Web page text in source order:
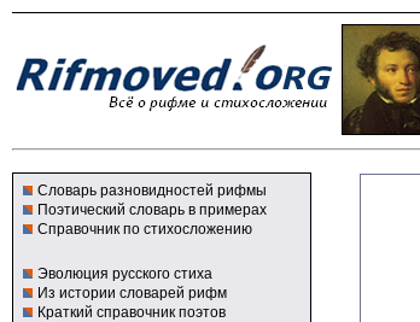
Словарь разновидностей рифмы
Поэтический словарь в примерах
Справочник по стихосложению
Эволюция русского стиха
Из истории словарей рифм
Краткий справочник поэтов